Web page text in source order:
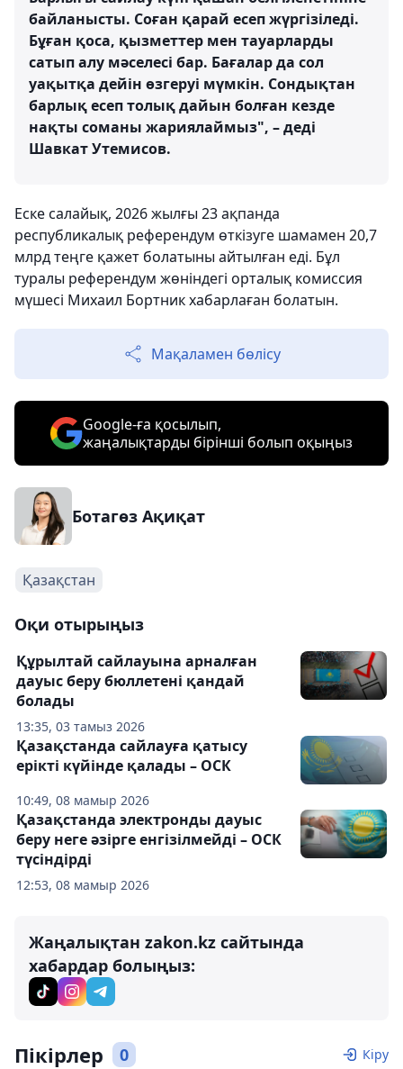
байланысты. Соған қарай есеп жүргізіледі.
Бұған қоса, қызметтер мен тауарларды
сатып алу мәселесі бар. Бағалар да сол
уақытқа дейін өзгеруі мүмкін. Сондықтан
барлық есеп толық дайын болған кезде
нақты соманы жариялаймыз", – деді
Шавкат Утемисов.
Еске салайық, 2026 жылғы 23 ақпанда
республикалық референдум өткізуге шамамен 20,7
млрд теңге қажет болатыны айтылған еді. Бұл
туралы референдум жөніндегі орталық комиссия
мүшесі Михаил Бортник хабарлаған болатын.
Мақаламен бөлісу
Google-ға қосылып,
жаңалықтарды бірінші болып оқыңыз
Ботагөз Ақиқат
Қазақстан
Оқи отырыңыз
13:35, 03 тамыз 2026
Құрылтай сайлауына арналған
дауыс беру бюллетені қандай
болады
10:49, 08 мамыр 2026
Қазақстанда сайлауға қатысу
ерікті күйінде қалады – ОСК
12:53, 08 мамыр 2026
Қазақстанда электронды дауыс
беру неге әзірге енгізілмейді – ОСК
түсіндірді
Жаңалықтан zakon.kz сайтында
хабардар болыңыз:
Пікірлер 0 Кіру